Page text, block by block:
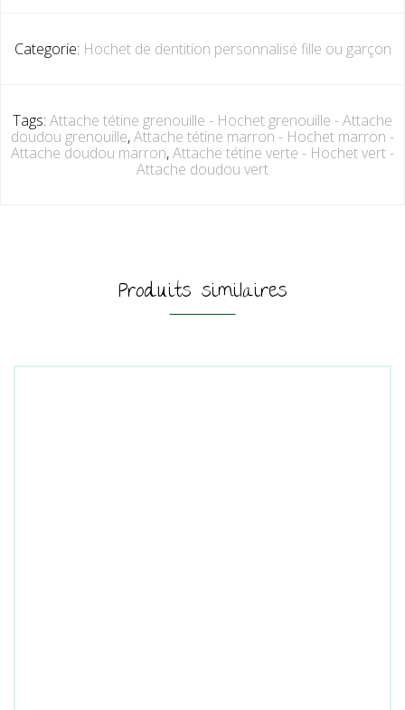
Categorie: Hochet de dentition personnalisé fille ou garçon
Tags: Attache tétine grenouille - Hochet grenouille - Attache
doudou grenouille,Attache tétine marron - Hochet marron -
Attache doudou marron,Attache tétine verte - Hochet vert -
Attache doudou vert
Produits similaires